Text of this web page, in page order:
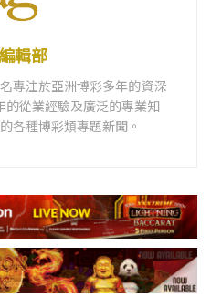
輯部
專注於亞洲博彩多年的資深
從業經驗及廣泛的專業知
各種博彩類專題新聞。